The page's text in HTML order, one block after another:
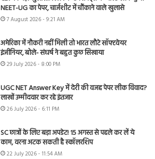
NEET-UG का पेपर, चार्जशीट में चौंकाने वाले खुलासे
7 August 2026 - 9:21 AM
अमेरिका में नौकरी नहीं मिली तो भारत लौटे सॉफ्टवेयर
इंजीनियर, बोले- संघर्ष ने बहुत कुछ सिखाया
29 July 2026 - 8:00 PM
UGC NET Answer Key में देरी की वजह पेपर लीक विवाद?
लाखों उम्मीदवार कर रहे इंतजार
26 July 2026 - 6:11 PM
SC छात्रों के लिए बड़ा अपडेट! 15 अगस्त से पहले कर लें ये
काम, वरना अटक सकती है स्कॉलरशिप
22 July 2026 - 11:54 AM